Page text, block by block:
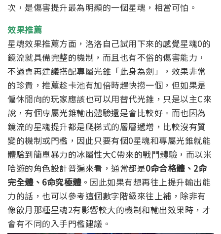
次，是傷害提升最為明顯的一個星魂，相當可怕。
效果推薦
星魂效果推薦方面，洛洛自己試用下來的感覺星魂0的
鏡流就具備完整的機制，而且也有不俗的傷害能力，
不過會再建議搭配專屬光錐「此身為劍」，效果非常
的珍貴，推薦趁卡池有加倍時趕快撈一個，但如果是
偏休閒向的玩家應該也可以用替代光錐，只是以主C來
說，有個專屬光錐輸出體驗還是會比較好。 而也因為
鏡流的星魂提升都是爬梯式的層層遞增，比較沒有質
變的機制或門檻，因此只要有個0星魂和專屬光錐就能
體驗到簡單暴力的冰屬性大C帶來的戰鬥體驗，而以米
哈遊的角色設計普遍來看，通常都是0命合格體、2命
完全體、6命究極體。因此如果有想再往上提升輸出能
力的話，也可以參考這個數字階級來往上補，除非有
像飲月那種星魂2有影響較大的機制和輸出效果時，才
會有不同的入手門檻建議。